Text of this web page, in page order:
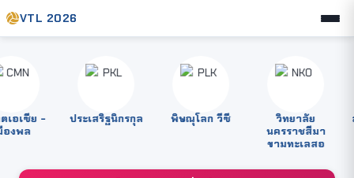
VTL 2026
เซีย -
พล
ประเสริฐนิกรกุล พิษณุโลก วีซี
วิทยาลัย
นครราชสีมา
ขามทะเลสอ